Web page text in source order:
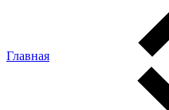
Главная